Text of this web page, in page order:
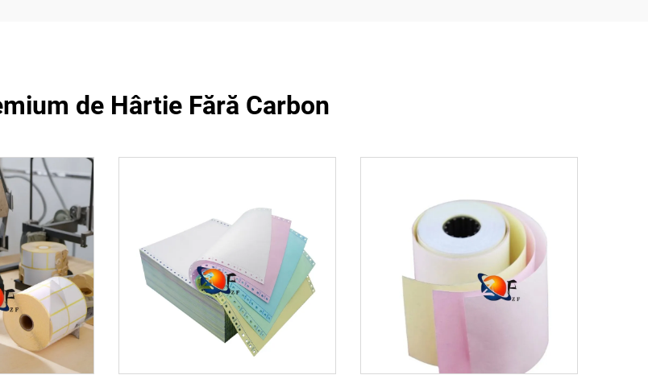
de Hârtie Fără Carbon